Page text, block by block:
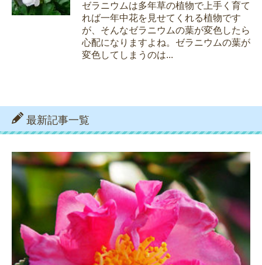
ゼラニウムは多年草の植物で上手く育て
れば一年中花を見せてくれる植物です
が、そんなゼラニウムの葉が変色したら
心配になりますよね。ゼラニウムの葉が
変色してしまうのは...
最新記事一覧